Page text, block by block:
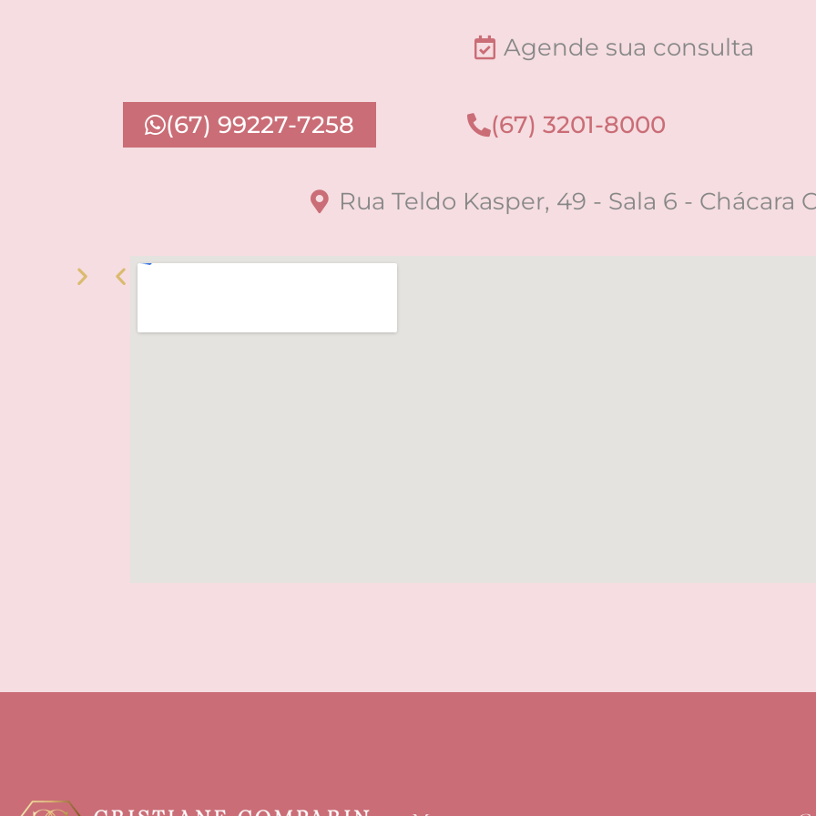
Agende sua consulta
(67) 99227-7258 (67) 3201-8000
Rua Teldo Kasper, 49 - Sala 6 - Chácara